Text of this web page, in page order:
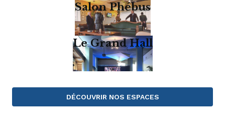
Salon Phébus
Le Grand Hall
DÉCOUVRIR NOS ESPACES